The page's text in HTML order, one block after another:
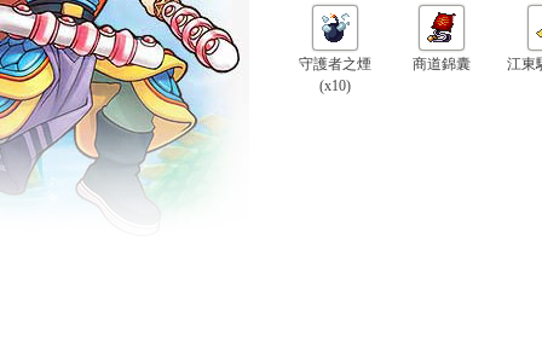
守護者之煙
(x10)
商道錦囊 江東